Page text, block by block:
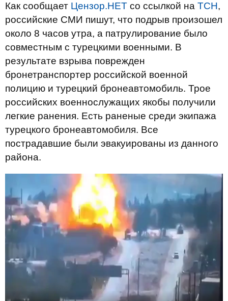
Как сообщает Цензор.НЕТ со ссылкой на ТСН,
российские СМИ пишут, что подрыв произошел
около 8 часов утра, а патрулирование было
совместным с турецкими военными. В
результате взрыва поврежден
бронетранспортер российской военной
полицию и турецкий бронеавтомобиль. Трое
российских военнослужащих якобы получили
легкие ранения. Есть раненые среди экипажа
турецкого бронеавтомобиля. Все
пострадавшие были эвакуированы из данного
района.